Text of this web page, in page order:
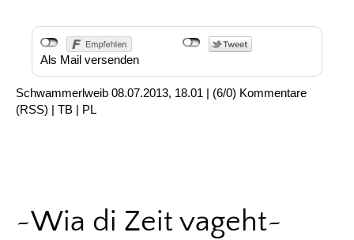
Als Mail versenden
Schwammerlweib 08.07.2013, 18.01 | (6/0) Kommentare
(RSS) | TB | PL
~Wia di Zeit vageht~